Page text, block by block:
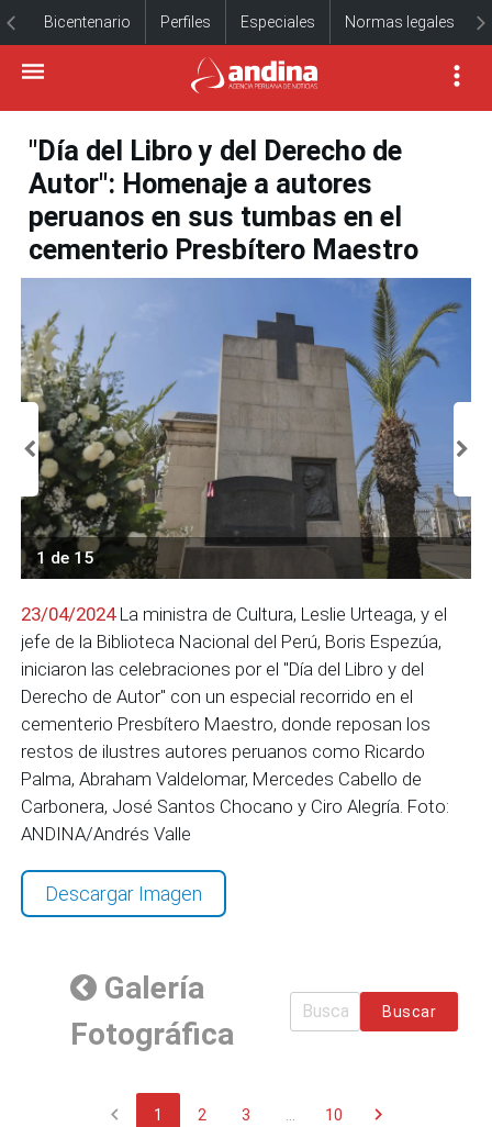
Bicentenario Perfiles Especiales Normas legales
"Día del Libro y del Derecho de
Autor": Homenaje a autores
peruanos en sus tumbas en el
cementerio Presbítero Maestro
1 de 15
23/04/2024La ministra de Cultura, Leslie Urteaga, y el
jefe de la Biblioteca Nacional del Perú, Boris Espezúa,
iniciaron las celebraciones por el "Día del Libro y del
Derecho de Autor" con un especial recorrido en el
cementerio Presbítero Maestro, donde reposan los
restos de ilustres autores peruanos como Ricardo
Palma, Abraham Valdelomar, Mercedes Cabello de
Carbonera, José Santos Chocano y Ciro Alegría. Foto:
ANDINA/Andrés Valle
Descargar Imagen
Galería
Fotográfica
Buscar
chevron_left 1 2 3 10 chevron_right